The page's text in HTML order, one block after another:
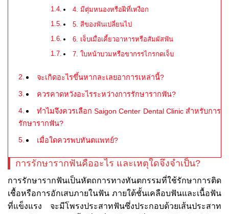
4. มีตุ่มหนองหรือฝีที่เหงือก
5. สีของฟันเปลี่ยนไป
6. เจ็บเมื่อเคี้ยวอาหารหรือสัมผัสฟัน
7. ใบหน้าบวมหรือขากรรไกรกดเจ็บ
จะเกิดอะไรขึ้นหากละเลยอาการเหล่านี้?
ควรคาดหวังอะไรระหว่างการรักษารากฟัน?
ทำไมจึงควรเลือก Saigon Center Dental Clinic สำหรับการ
รักษารากฟัน?
เมื่อใดควรพบทันตแพทย์?
การรักษารากฟันคืออะไร และเหตุใดจึงจำเป็น?
การรักษารากฟันเป็นหัตถการทางทันตกรรมที่ใช้รักษาการติด
เชื้อหรือการอักเสบภายในฟัน ภายใต้ชั้นเคลือบฟันและเนื้อฟัน
ที่แข็งแรง จะมีโพรงประสาทฟันซึ่งประกอบด้วยเส้นประสาท